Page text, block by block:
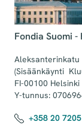
Fondia Suomi -
Aleksanterinkatu
(Sisäänkäynti
FI-00100 Helsinki
Y-tunnus:
+358 20